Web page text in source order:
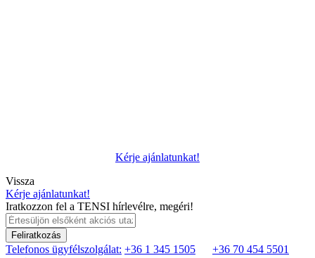
Kérje ajánlatunkat!
Vissza
Kérje ajánlatunkat!
Iratkozzon fel a TENSI hírlevélre, megéri!
Feliratkozás
Telefonos ügyfélszolgálat: +36 1 345 1505
+36 70 454 5501